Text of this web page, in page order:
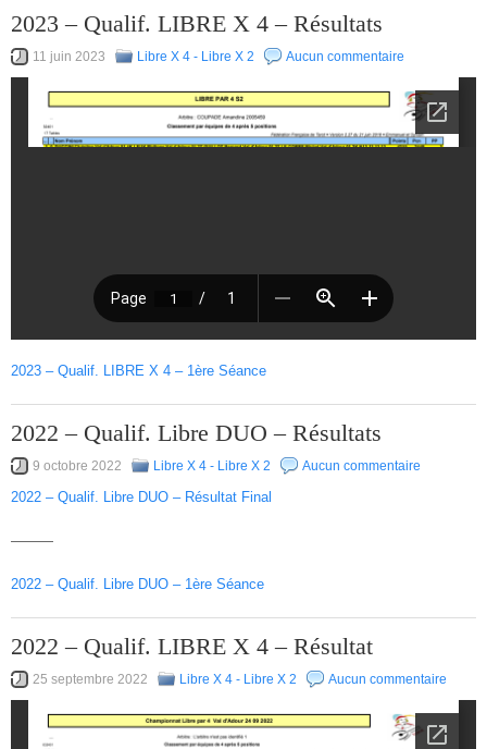
2023 – Qualif. LIBRE X 4 – Résultats
11 juin 2023 Libre X 4 - Libre X 2 Aucun commentaire
2023 – Qualif. LIBRE X 4 – 1ère Séance
2022 – Qualif. Libre DUO – Résultats
9 octobre 2022 Libre X 4 - Libre X 2 Aucun commentaire
2022 – Qualif. Libre DUO – Résultat Final
———
2022 – Qualif. Libre DUO – 1ère Séance
2022 – Qualif. LIBRE X 4 – Résultat
25 septembre 2022 Libre X 4 - Libre X 2 Aucun commentaire